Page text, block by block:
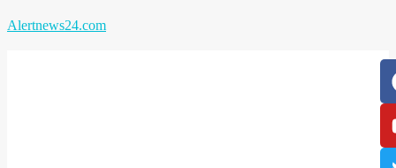
Alertnews24.com